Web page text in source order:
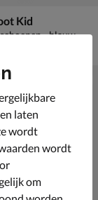
Kid
- blauw
laten
wordt
wordt
om